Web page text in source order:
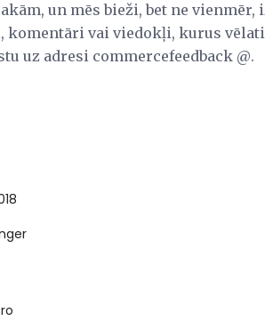
un mēs bieži, bet ne
komentāri vai viedokļi, kurus
uz adresi commercefeedback @.